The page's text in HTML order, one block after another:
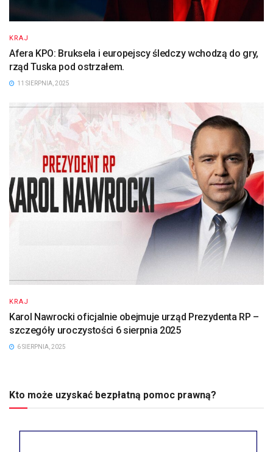
KRAJ
Afera KPO: Bruksela i europejscy śledczy wchodzą do gry,
rząd Tuska pod ostrzałem.
11 SIERPNIA, 2025
KRAJ
Karol Nawrocki oficjalnie obejmuje urząd Prezydenta RP –
szczegóły uroczystości 6 sierpnia 2025
6 SIERPNIA, 2025
Kto może uzyskać bezpłatną pomoc prawną?